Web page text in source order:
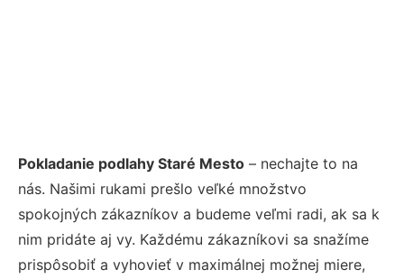
Pokladanie podlahy Staré Mesto – nechajte to na
nás. Našimi rukami prešlo veľké množstvo
spokojných zákazníkov a budeme veľmi radi, ak sa k
nim pridáte aj vy. Každému zákazníkovi sa snažíme
prispôsobiť a vyhovieť v maximálnej možnej miere,